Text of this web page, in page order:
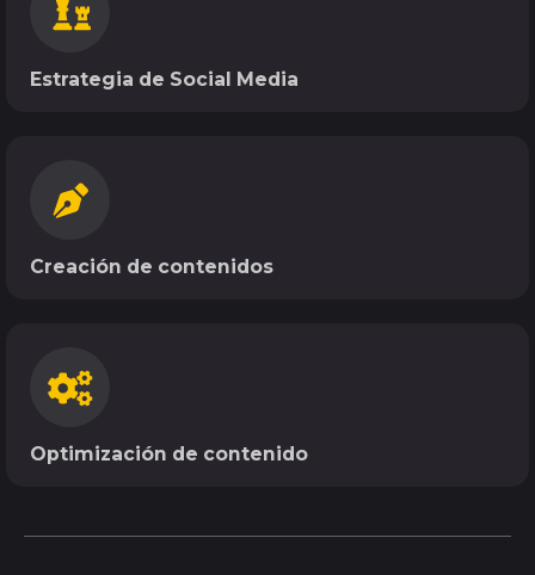
Estrategia de Social Media
Creación de contenidos
Optimización de contenido